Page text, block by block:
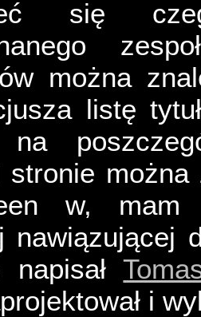
się
można
listę
na
stronie
w, mam
nawiązującej
napisał
i